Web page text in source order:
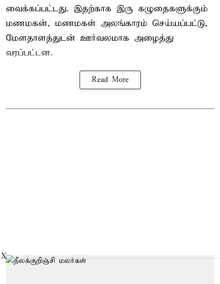
வைக்கப்பட்டது. இதற்காக இரு கழுதைகளுக்கும்
மணமகன், மணமகள் அலங்காரம் செய்யப்பட்டு,
மேளதாளத்துடன் ஊர்வலமாக அழைத்து
வரப்பட்டன.
Read More
X